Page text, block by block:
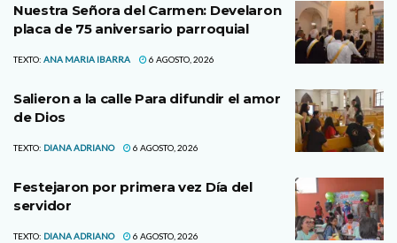
Nuestra Señora del Carmen: Develaron
placa de 75 aniversario parroquial
TEXTO: ANA MARIA IBARRA 6 AGOSTO, 2026
Salieron a la calle Para difundir el amor
de Dios
TEXTO: DIANA ADRIANO 6 AGOSTO, 2026
Festejaron por primera vez Día del
servidor
TEXTO: DIANA ADRIANO 6 AGOSTO, 2026